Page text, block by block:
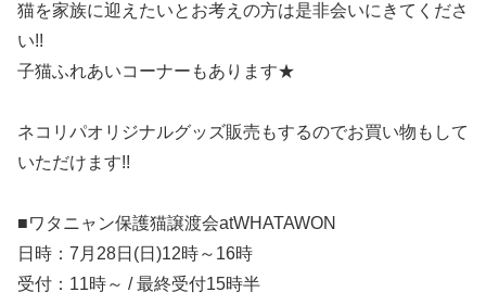
猫を家族に迎えたいとお考えの方は是非会いにきてくださ
い!!
子猫ふれあいコーナーもあります★
ネコリパオリジナルグッズ販売もするのでお買い物もして
いただけます!!
■ワタニャン保護猫譲渡会atWHATAWON
日時：7月28日(日)12時～16時
受付：11時～ / 最終受付15時半